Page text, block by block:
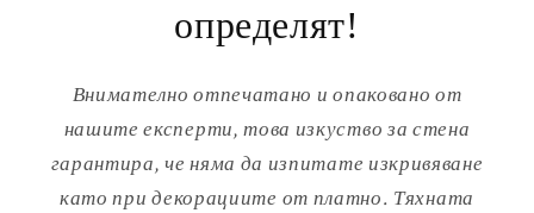
определят!
Внимателно отпечатано и опаковано от
нашите експерти, това изкуство за стена
гарантира, че няма да изпитате изкривяване
като при декорациите от платно. Тяхната